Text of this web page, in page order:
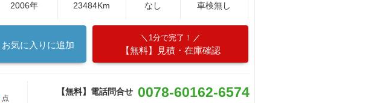
2006年 23484Km なし 車検無し
お気に入りに追加
1分で完了！
【無料】見積・在庫確認
点
【無料】電話問合せ 0078-60162-6574